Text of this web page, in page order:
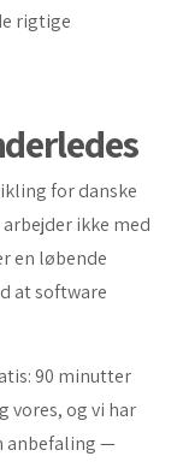
rigtige
for danske
ikke med
en løbende
at software
90 minutter
vores, og vi har
anbefaling —